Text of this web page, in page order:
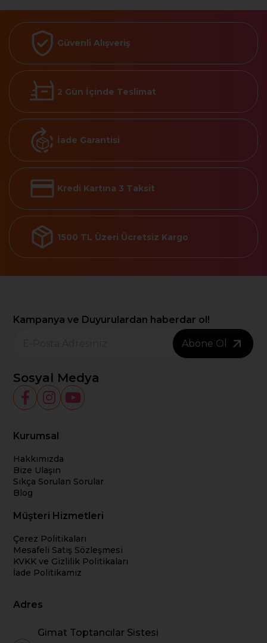
Güvenli Alışveriş
2 Gün İçinde Teslimat
İade Garantisi
Kredi Kartına 3 Taksit
1500 TL Üzeri Ücretsiz Kargo
Kampanya ve Duyurulardan haberdar ol!
Abone Ol
Sosyal Medya
Kurumsal
Hakkımızda
Bize Ulaşın
Sıkça Sorulan Sorular
Blog
Müşteri Hizmetleri
Çerez Politikaları
Mesafeli Satış Sözleşmesi
KVKK ve Gizlilik Politikaları
İade Politikamız
Adres
Gimat Toptancılar Sistesi